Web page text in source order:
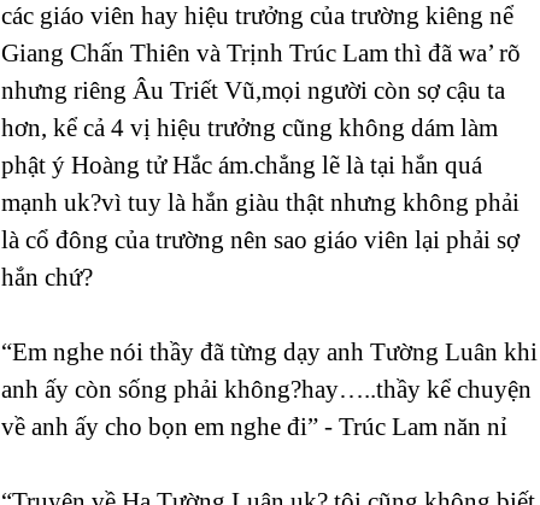
các giáo viên hay hiệu trưởng của trường kiêng nể
Giang Chấn Thiên và Trịnh Trúc Lam thì đã wa’ rõ
nhưng riêng Âu Triết Vũ,mọi người còn sợ cậu ta
hơn, kể cả 4 vị hiệu trưởng cũng không dám làm
phật ý Hoàng tử Hắc ám.chẳng lẽ là tại hắn quá
mạnh uk?vì tuy là hắn giàu thật nhưng không phải
là cổ đông của trường nên sao giáo viên lại phải sợ
hắn chứ?
“Em nghe nói thầy đã từng dạy anh Tường Luân khi
anh ấy còn sống phải không?hay…..thầy kể chuyện
về anh ấy cho bọn em nghe đi” - Trúc Lam năn nỉ